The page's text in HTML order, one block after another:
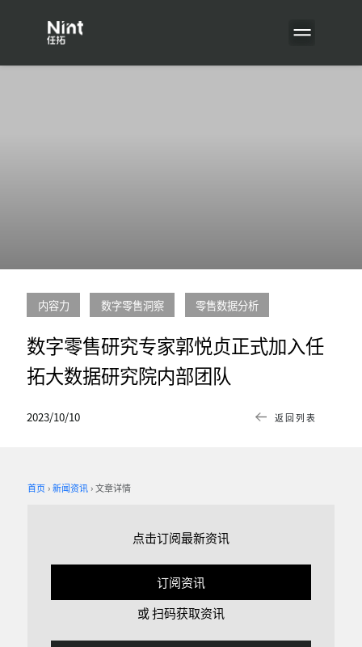
返回列表
2023/10/10
数字零售研究专家郭悦贞正式加入任
拓大数据研究院内部团队
内容力 数字零售洞察 零售数据分析
首页 新闻资讯 文章详情
点击订阅最新资讯
订阅资讯
或 扫码获取资讯